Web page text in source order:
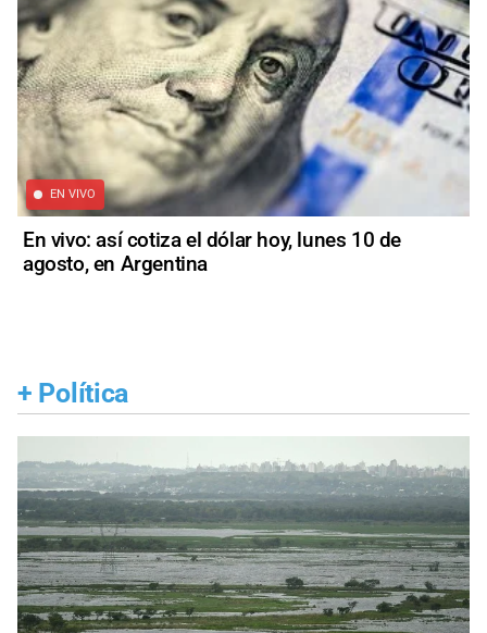
EN VIVO
En vivo: así cotiza el dólar hoy, lunes 10 de
agosto, en Argentina
+ Política